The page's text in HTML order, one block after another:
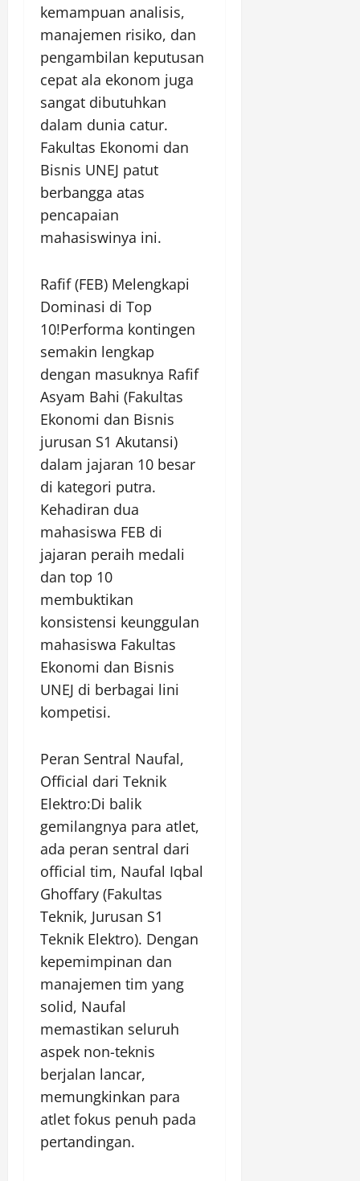
kemampuan analisis,
manajemen risiko, dan
pengambilan keputusan
cepat ala ekonom juga
sangat dibutuhkan
dalam dunia catur.
Fakultas Ekonomi dan
Bisnis UNEJ patut
berbangga atas
pencapaian
mahasiswinya ini.
Rafif (FEB) Melengkapi
Dominasi di Top
10!Performa kontingen
semakin lengkap
dengan masuknya Rafif
Asyam Bahi (Fakultas
Ekonomi dan Bisnis
jurusan S1 Akutansi)
dalam jajaran 10 besar
di kategori putra.
Kehadiran dua
mahasiswa FEB di
jajaran peraih medali
dan top 10
membuktikan
konsistensi keunggulan
mahasiswa Fakultas
Ekonomi dan Bisnis
UNEJ di berbagai lini
kompetisi.
Peran Sentral Naufal,
Official dari Teknik
Elektro:Di balik
gemilangnya para atlet,
ada peran sentral dari
official tim, Naufal Iqbal
Ghoffary (Fakultas
Teknik, Jurusan S1
Teknik Elektro). Dengan
kepemimpinan dan
manajemen tim yang
solid, Naufal
memastikan seluruh
aspek non-teknis
berjalan lancar,
memungkinkan para
atlet fokus penuh pada
pertandingan.